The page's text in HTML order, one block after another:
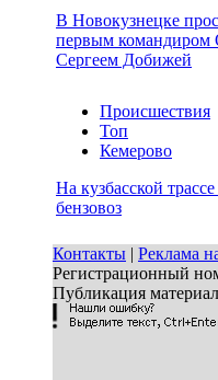
В Новокузнецке
первым
Сергеем Добижей
Происшествия
Топ
Кемерово
На кузбасской
бензовоз
Контакты | Реклама
Регистрационный
Публикация